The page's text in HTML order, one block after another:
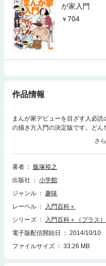
が家入門
704
作品情報
まんが家デビューを目ざす人必
の描き方入門の決定版です。どん
いのかわからないという悩みは
力的なキャラクターを生み出せ
ど、プロのテクニックのすべて
授します。また近年プロも急速に
生・やぶうち優先生・やぶのてん
が家の仕事場訪問レポートカラー
数年後のデビューを夢見る小学生
【ご注意】※レイアウトの関係で
をお勧めいたします。この作品は
著者
飯塚裕之
出版社
小学館
ジャンル
趣味
レーベル
入門百科＋
シリーズ
入門百科＋（プラス
電子版配信開始日
2014/10/10
ファイルサイズ
33.26 MB